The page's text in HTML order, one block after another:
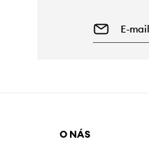
O NÁS